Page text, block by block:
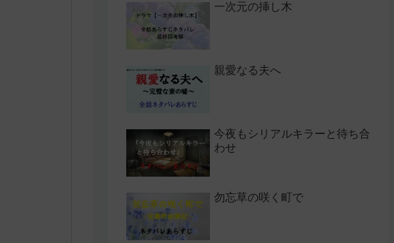
一次元の挿し木
親愛なる夫へ
今夜もシリアルキラーと待ち合
わせ
勿忘草の咲く町で